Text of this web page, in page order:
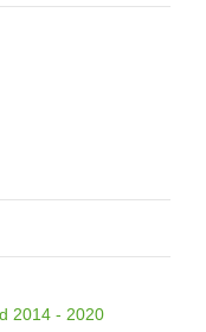
2014 - 2020